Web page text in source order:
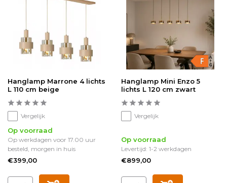
Hanglamp Marrone 4 lichts
L 110 cm beige
Vergelijk
Op voorraad
Op werkdagen voor 17.00 uur
besteld, morgen in huis
€399,00
Hanglamp Mini Enzo 5
lichts L 120 cm zwart
Vergelijk
Op voorraad
Levertijd: 1-2 werkdagen
€899,00